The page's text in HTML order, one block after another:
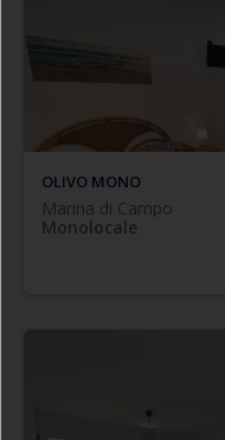
OLIVO MONO
Marina di Campo
Monolocale
appartamento
composto da
), bagno completo
A soli
Campo, con